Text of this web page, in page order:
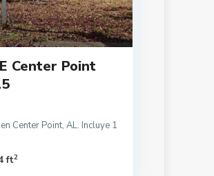
Center Point
Center Point, AL. Incluye 1
ft2